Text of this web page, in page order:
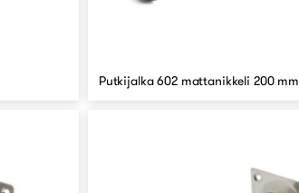
Putkijalka 602 mattanikkeli 200 mm